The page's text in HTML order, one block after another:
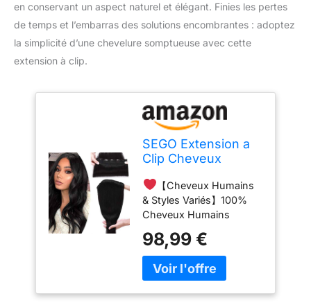
en conservant un aspect naturel et élégant. Finies les pertes
de temps et l’embarras des solutions encombrantes : adoptez
la simplicité d’une chevelure somptueuse avec cette
extension à clip.
SEGO Extension a
Clip Cheveux
Epaisse -
Extensions de
Cheveux Humains à
Clips Extension Clip
Cheveux Naturel
Noir [Volume Epais]
- 55 CM 01#Noir
【Cheveux Humains
& Styles Variés】100%
Cheveux Humains
gliss, doux, lisse,durable,
sans noeud, possible de
laver, lisser, friser, teindre,
98,99 €